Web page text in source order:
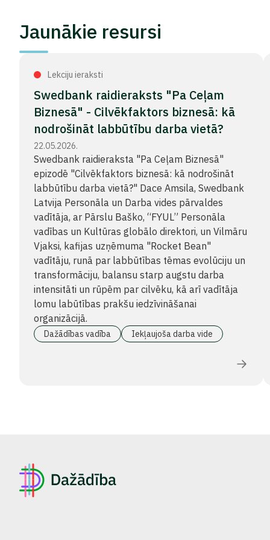
Jaunākie resursi
Lekciju ieraksti
Swedbank raidieraksts "Pa Ceļam
Biznesā" - Cilvēkfaktors biznesā: kā
nodrošināt labbūtību darba vietā?
22.05.2026.
Swedbank raidieraksta "Pa Ceļam Biznesā"
epizodē "Cilvēkfaktors biznesā: kā nodrošināt
labbūtību darba vietā?" Dace Amsila, Swedbank
Latvija Personāla un Darba vides pārvaldes
vadītāja, ar Pārslu Baško, “FYUL” Personāla
vadības un Kultūras globālo direktori, un Vilmāru
Vjaksi, kafijas uzņēmuma "Rocket Bean"
vadītāju, runā par labbūtības tēmas evolūciju un
transformāciju, balansu starp augstu darba
intensitāti un rūpēm par cilvēku, kā arī vadītāja
lomu labūtības prakšu iedzīvināšanai
organizācijā.
Dažādības vadība Iekļaujoša darba vide